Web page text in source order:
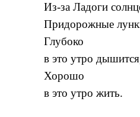
Из-за Ладоги
Придорожные
Глубоко
в это утро
Хорошо
в это утро жить.